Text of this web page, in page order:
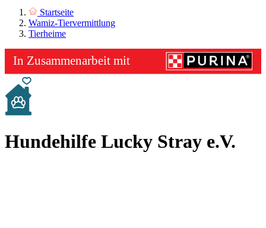
Startseite
Wamiz-Tiervermittlung
Tierheime
Hundehilfe Lucky Stray e.V.